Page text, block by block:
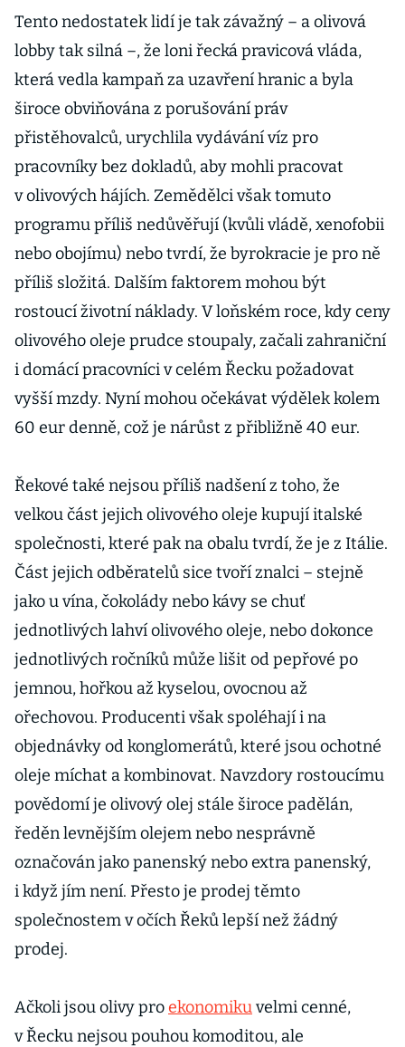
Tento nedostatek lidí je tak závažný – a olivová
lobby tak silná –, že loni řecká pravicová vláda,
která vedla kampaň za uzavření hranic a byla
široce obviňována z porušování práv
přistěhovalců, urychlila vydávání víz pro
pracovníky bez dokladů, aby mohli pracovat
v olivových hájích. Zemědělci však tomuto
programu příliš nedůvěřují (kvůli vládě, xenofobii
nebo obojímu) nebo tvrdí, že byrokracie je pro ně
příliš složitá. Dalším faktorem mohou být
rostoucí životní náklady. V loňském roce, kdy ceny
olivového oleje prudce stoupaly, začali zahraniční
i domácí pracovníci v celém Řecku požadovat
vyšší mzdy. Nyní mohou očekávat výdělek kolem
60 eur denně, což je nárůst z přibližně 40 eur.
Řekové také nejsou příliš nadšení z toho, že
velkou část jejich olivového oleje kupují italské
společnosti, které pak na obalu tvrdí, že je z Itálie.
Část jejich odběratelů sice tvoří znalci – stejně
jako u vína, čokolády nebo kávy se chuť
jednotlivých lahví olivového oleje, nebo dokonce
jednotlivých ročníků může lišit od pepřové po
jemnou, hořkou až kyselou, ovocnou až
ořechovou. Producenti však spoléhají i na
objednávky od konglomerátů, které jsou ochotné
oleje míchat a kombinovat. Navzdory rostoucímu
povědomí je olivový olej stále široce padělán,
ředěn levnějším olejem nebo nesprávně
označován jako panenský nebo extra panenský,
i když jím není. Přesto je prodej těmto
společnostem v očích Řeků lepší než žádný
prodej.
Ačkoli jsou olivy pro ekonomikuvelmi cenné,
v Řecku nejsou pouhou komoditou, ale